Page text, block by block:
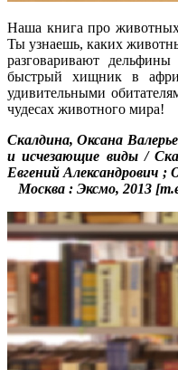
Наша книга про животных
Ты узнаешь, каких
разговаривают
быстрый хищник в
удивительными
чудесах животного мира!
Скалдина, Оксана
и исчезающие виды /
Евгений Александрович
Москва : Эксмо, 2013